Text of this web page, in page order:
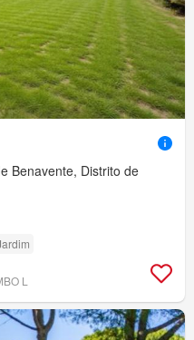
Benavente, Distrito de
L